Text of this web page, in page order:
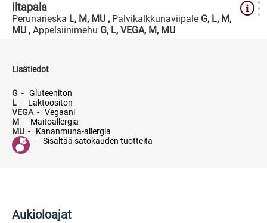
Iltapala
Perunarieska L, M, MU , Palvikalkkunaviipale G, L, M,
MU , Appelsiinimehu G, L, VEGA, M, MU
Aukioloajat
Lisätiedot
G - Gluteeniton
L - Laktoositon
VEGA - Vegaani
M - Maitoallergia
MU - Kananmuna-allergia
- Sisältää satokauden tuotteita